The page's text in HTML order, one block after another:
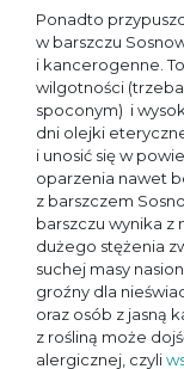
Ponadto
w barszczu
i kancerogenne.
wilgotności
spoconym) i
dni olejki
i unosić się w
oparzenia nawet
z barszczem
barszczu wynika z
dużego stężenia
suchej masy
groźny dla
oraz osób z jasną
z rośliną może
alergicznej, czyli